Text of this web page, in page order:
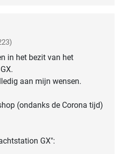
in het bezit van het
aan mijn wensen.
(ondanks de Corona tijd)
GX":